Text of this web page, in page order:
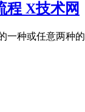
程 X技术网
种或任意两种